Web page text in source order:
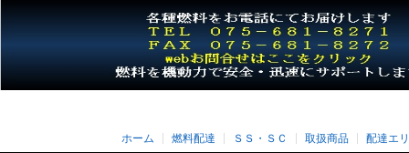
ホーム 燃料配達 ＳＳ・ＳＣ 取扱商品 配達エ